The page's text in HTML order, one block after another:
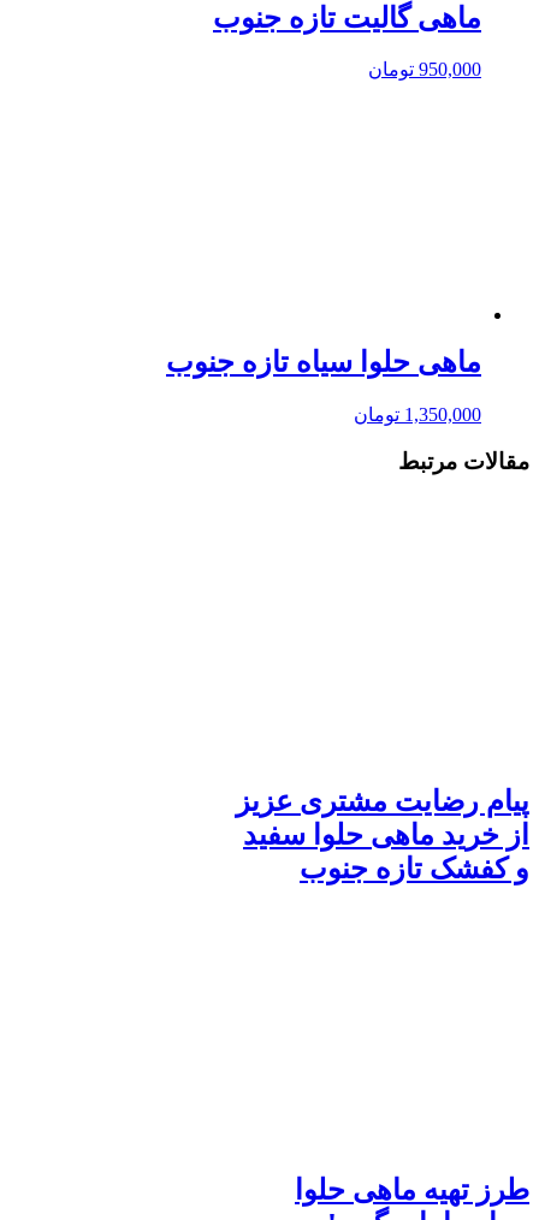
ماهی گالیت تازه جنوب
950,000 تومان
ماهی حلوا سیاه تازه جنوب
1,350,000 تومان
مقالات مرتبط
پیام رضایت مشتری عزیز
از خرید ماهی حلوا سفید
و کفشک تازه جنوب
طرز تهیه ماهی حلوا